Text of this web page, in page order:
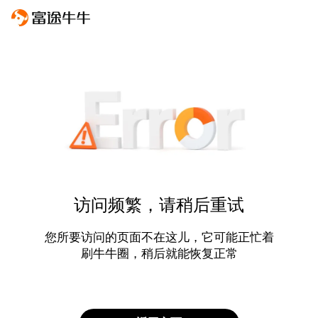
访问频繁，请稍后重试
您所要访问的页面不在这儿，它可能正忙着
刷牛牛圈，稍后就能恢复正常